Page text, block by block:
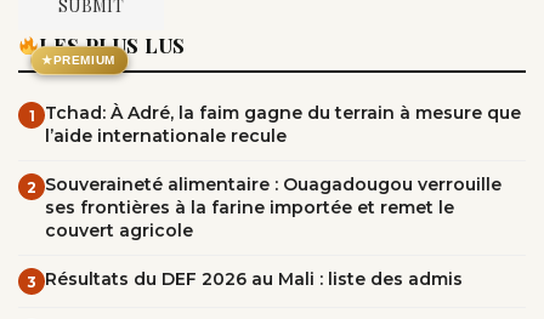
★PREMIUM
LES PLUS LUS
1
Tchad: À Adré, la faim gagne du terrain à mesure que
l’aide internationale recule
2 Souveraineté alimentaire : Ouagadougou verrouille
ses frontières à la farine importée et remet le
couvert agricole
3 Résultats du DEF 2026 au Mali : liste des admis